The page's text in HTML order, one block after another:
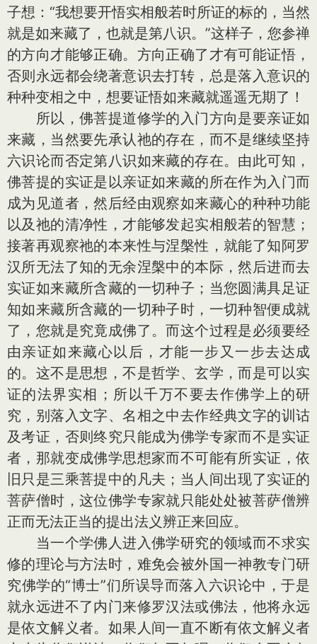
子想：“我想要开悟实相般若时所证的标的，当然
就是如来藏了，也就是第八识。”这样子，您参禅
的方向才能够正确。方向正确了才有可能证悟，
否则永远都会绕著意识去打转，总是落入意识的
种种变相之中，想要证悟如来藏就遥遥无期了！
所以，佛菩提道修学的入门方向是要亲证如
来藏，当然要先承认祂的存在，而不是继续坚持
六识论而否定第八识如来藏的存在。由此可知，
佛菩提的实证是以亲证如来藏的所在作为入门而
成为见道者，然后经由观察如来藏心的种种功能
以及祂的清净性，才能够发起实相般若的智慧；
接著再观察祂的本来性与涅槃性，就能了知阿罗
汉所无法了知的无余涅槃中的本际，然后进而去
实证如来藏所含藏的一切种子；当您圆满具足证
知如来藏所含藏的一切种子时，一切种智便成就
了，您就是究竟成佛了。而这个过程是必须要经
由亲证如来藏心以后，才能一步又一步去达成
的。这不是思想，不是哲学、玄学，而是可以实
证的法界实相；所以千万不要去作佛学上的研
究，别落入文字、名相之中去作经典文字的训诂
及考证，否则终究只能成为佛学专家而不是实证
者，那就变成佛学思想家而不可能有所实证，依
旧只是三乘菩提中的凡夫；当人间出现了实证的
菩萨僧时，这位佛学专家就只能处处被菩萨僧辨
正而无法正当的提出法义辨正来回应。
当一个学佛人进入佛学研究的领域而不求实
修的理论与方法时，难免会被外国一神教专门研
究佛学的“博士”们所误导而落入六识论中，于是
就永远进不了内门来修罗汉法或佛法，他将永远
是依文解义者。如果人间一直不断有依文解义者